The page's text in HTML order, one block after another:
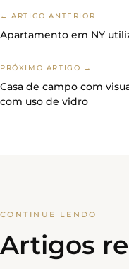
← ARTIGO ANTERIOR
Apartamento em NY
PRÓXIMO ARTIGO →
Casa de campo com
com uso de vidro
CONTINUE LENDO
Artigos